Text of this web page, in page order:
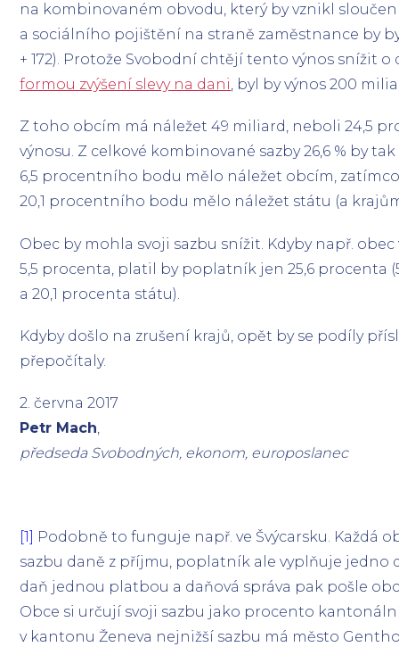
na kombinovaném obvodu, který by vznikl
a sociálního pojištění na straně zaměstnance by
+ 172). Protože Svobodní chtějí tento výnos snížit
formou zvýšení slevy na dani, byl by výnos 200
Z toho obcím má náležet 49 miliard, neboli 24,5
výnosu. Z celkové kombinované sazby 26,6 % by
6,5 procentního bodu mělo náležet obcím,
20,1 procentního bodu mělo náležet státu (a
Obec by mohla svoji sazbu snížit. Kdyby např. obec
5,5 procenta, platil by poplatník jen 25,6 procenta
a 20,1 procenta státu).
Kdyby došlo na zrušení krajů, opět by se podíly
přepočítaly.
2. června 2017
Petr Mach,
předseda Svobodných, ekonom, europoslanec
[1] Podobně to funguje např. ve Švýcarsku. Každá
sazbu daně z příjmu, poplatník ale vyplňuje jedno
daň jednou platbou a daňová správa pak pošle
Obce si určují svoji sazbu jako procento
v kantonu Ženeva nejnižší sazbu má město